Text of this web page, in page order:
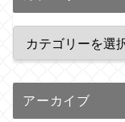
アーカイブ